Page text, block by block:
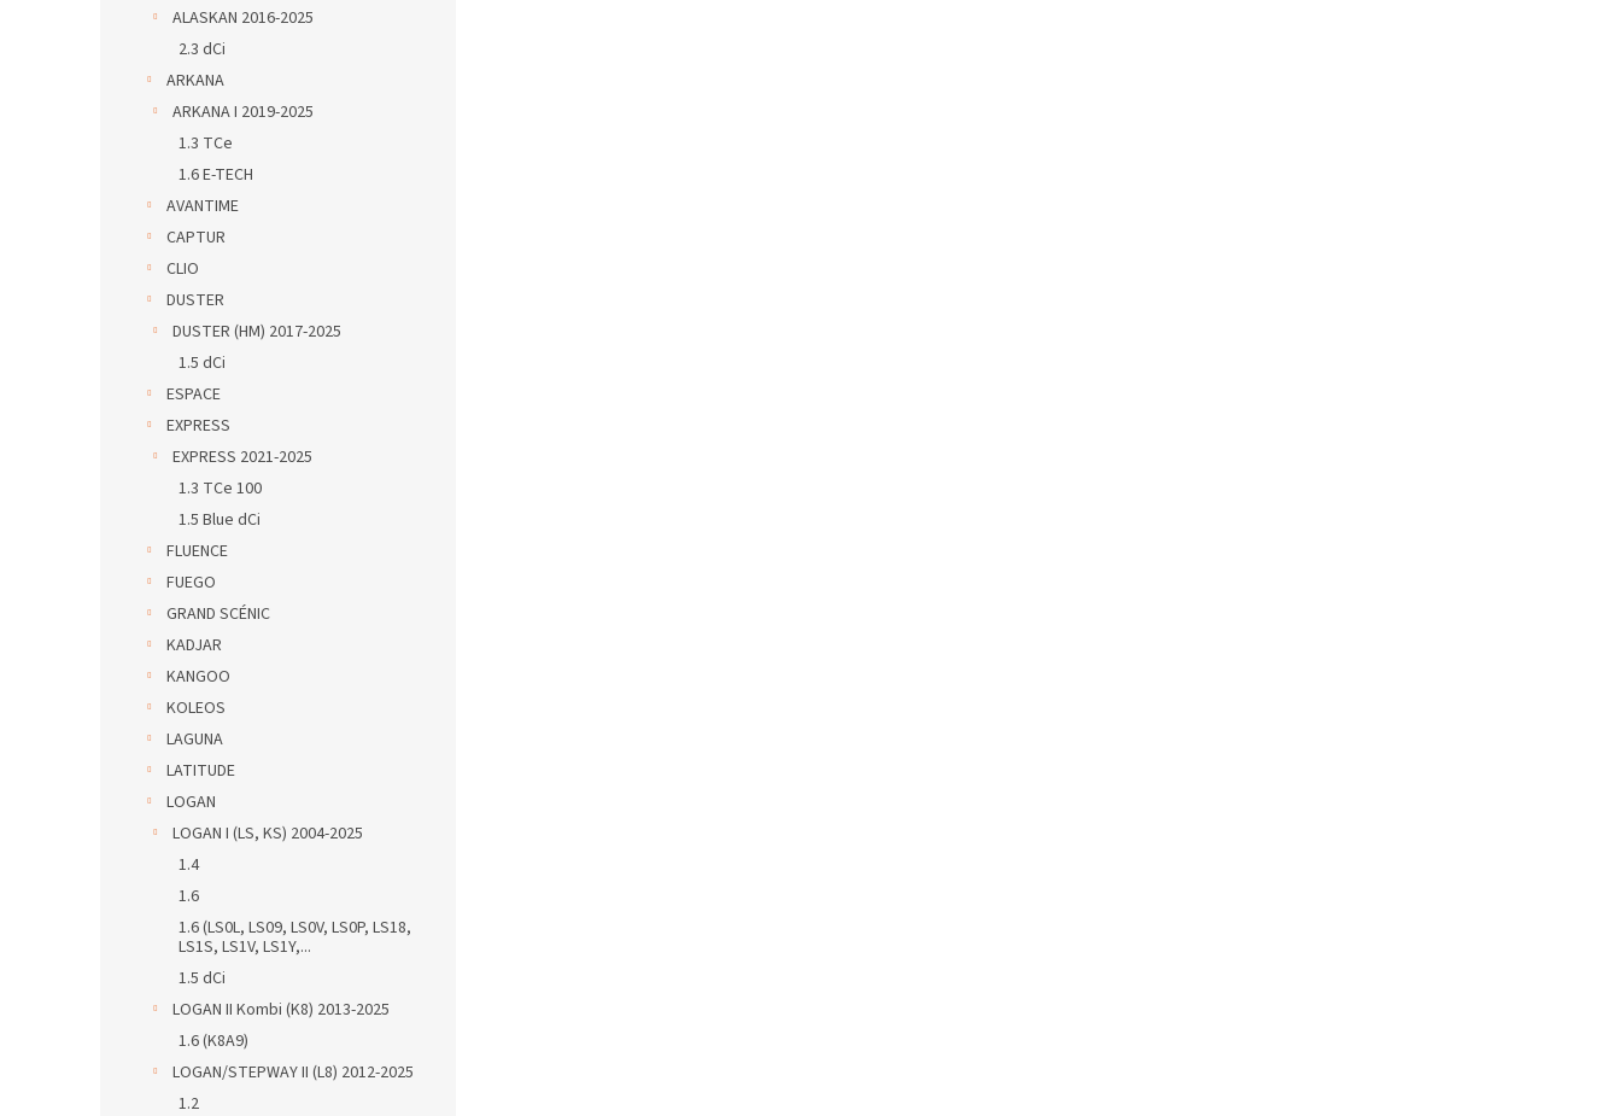
ALASKAN 2016-2025
2.3 dCi
ARKANA
ARKANA I 2019-2025
1.3 TCe
1.6 E-TECH
AVANTIME
CAPTUR
CLIO
DUSTER
DUSTER (HM) 2017-2025
1.5 dCi
ESPACE
EXPRESS
EXPRESS 2021-2025
1.3 TCe 100
1.5 Blue dCi
FLUENCE
FUEGO
GRAND SCÉNIC
KADJAR
KANGOO
KOLEOS
LAGUNA
LATITUDE
LOGAN
LOGAN I (LS, KS) 2004-2025
1.4
1.6
1.6 (LS0L, LS09, LS0V, LS0P, LS18,
LS1S, LS1V, LS1Y,...
1.5 dCi
LOGAN II Kombi (K8) 2013-2025
1.6 (K8A9)
LOGAN/STEPWAY II (L8) 2012-2025
1.2